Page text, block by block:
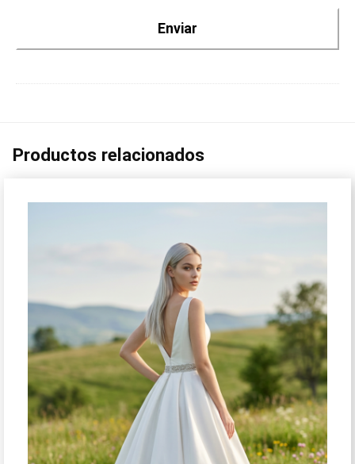
Productos relacionados
¡Oferta!